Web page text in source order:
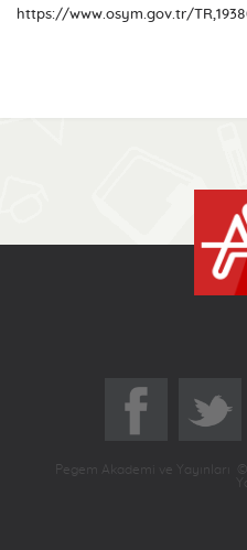
Pegem Akademi ve Yayınları